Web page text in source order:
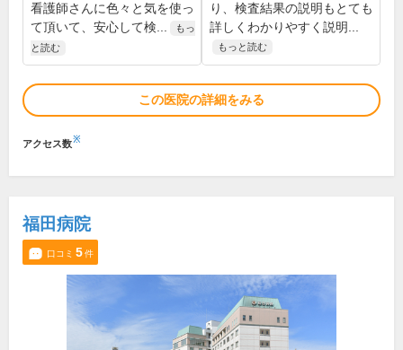
看護師さんに色々と気を使っ
て頂いて、安心して検...
もっ
と読む
り、検査結果の説明もとても
詳しくわかりやすく説明...
もっと読む
この医院の詳細をみる
アクセス数※
福田病院
口コミ 5件